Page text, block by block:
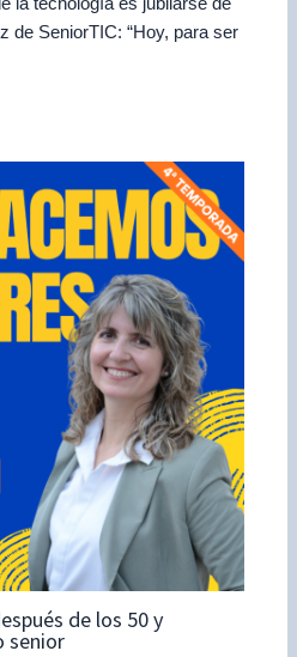
de SeniorTIC: “Hoy, para ser
de los 50 y
senior